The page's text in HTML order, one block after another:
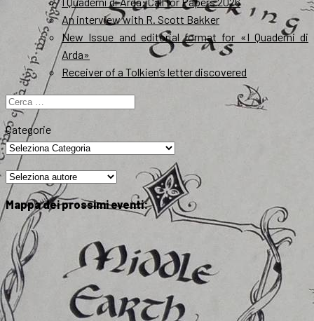
An interview with R. Scott Bakker
New Issue and editorial format for «I Quaderni di
Arda»
Receiver of a Tolkien’s letter discovered
Ricerca
per:
Categorie
Mappa dei prossimi eventi: